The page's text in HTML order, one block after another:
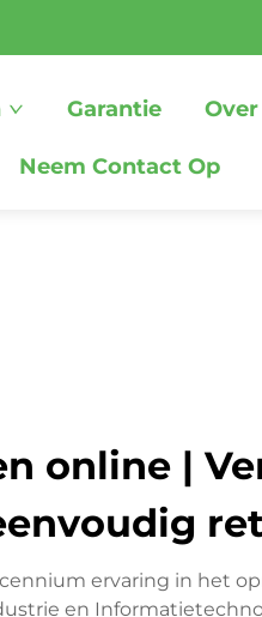
Garantie
Neem Contact Op
online |
ervaring in het
en